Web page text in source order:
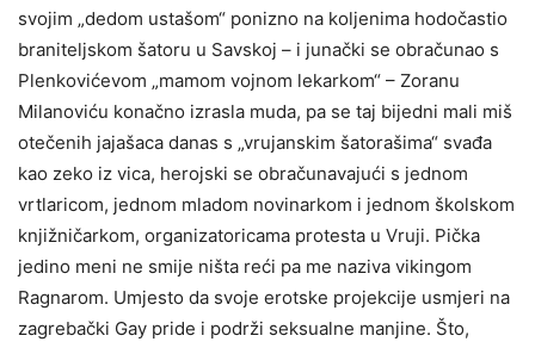
svojim „dedom ustašom“ ponizno na koljenima hodočastio
braniteljskom šatoru u Savskoj – i junački se obračunao s
Plenkovićevom „mamom vojnom lekarkom“ – Zoranu
Milanoviću konačno izrasla muda, pa se taj bijedni mali miš
otečenih jajašaca danas s „vrujanskim šatorašima“ svađa
kao zeko iz vica, herojski se obračunavajući s jednom
vrtlaricom, jednom mladom novinarkom i jednom školskom
knjižničarkom, organizatoricama protesta u Vruji. Pička
jedino meni ne smije ništa reći pa me naziva vikingom
Ragnarom. Umjesto da svoje erotske projekcije usmjeri na
zagrebački Gay pride i podrži seksualne manjine. Što,